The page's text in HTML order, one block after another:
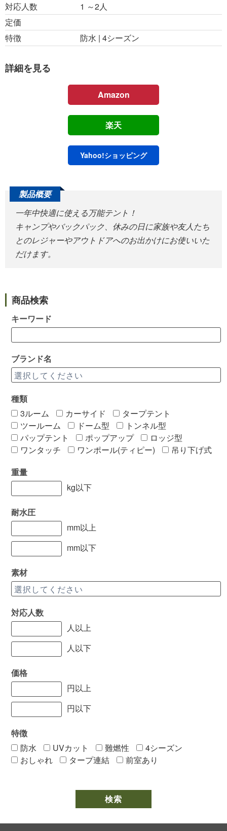
対応人数
1 ～2人
定価
特徴
防水 | 4シーズン
詳細を見る
Amazon
楽天
Yahoo!ショッピング
一年中快適に使える万能テント！
キャンプやバックパック、休みの日に家族や友人たち
とのレジャーやアウトドアへのお出かけにお使いいた
だけます。
商品検索
キーワード
ブランド名
種類
3ルーム
カーサイド
タープテント
ツールーム
ドーム型
トンネル型
パップテント
ポップアップ
ロッジ型
ワンタッチ
ワンポール(ティピー)
吊り下げ式
重量
kg以下
耐水圧
mm以上
mm以下
素材
対応人数
人以上
人以下
価格
円以上
円以下
特徴
防水
UVカット 難燃性
4シーズン
おしゃれ
タープ連結 前室あり